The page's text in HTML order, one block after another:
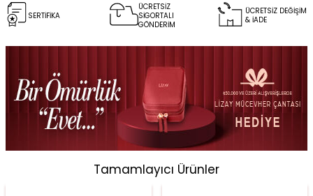
SERTİFİKA
ÜCRETSİZ
SİGORTALI
GÖNDERİM
ÜCRETSİZ DEĞİŞİM
& İADE
Tamamlayıcı Ürünler